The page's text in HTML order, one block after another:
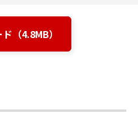
エア商品といいます。）
提供された圧縮ファイル
（4.8MB）